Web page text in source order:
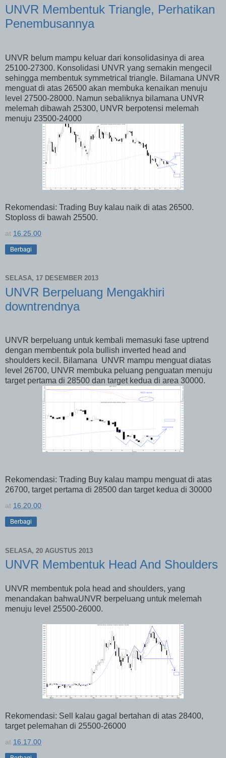
UNVR Membentuk Triangle, Perhatikan
Penembusannya
UNVR belum mampu keluar dari konsolidasinya di area
25100-27300. Konsolidasi UNVR yang semakin mengecil
sehingga membentuk symmetrical triangle. Bilamana UNVR
menguat di atas 26500 akan membuka kenaikan menuju
level 27500-28000. Namun sebaliknya bilamana UNVR
melemah dibawah 25300, UNVR berpotensi melemah
menuju 23500-24000
Rekomendasi: Trading Buy kalau naik di atas 26500.
Stoploss di bawah 25500.
at 16.25.00
Berbagi
SELASA, 17 DESEMBER 2013
UNVR Berpeluang Mengakhiri
downtrendnya
UNVR berpeluang untuk kembali memasuki fase uptrend
dengan membentuk pola bullish inverted head and
shoulders kecil. Bilamana UNVR mampu menguat diatas
level 26700, UNVR membuka peluang penguatan menuju
target pertama di 28500 dan target kedua di area 30000.
Rekomendasi: Trading Buy kalau mampu menguat di atas
26700, target pertama di 28500 dan target kedua di 30000
at 16.20.00
Berbagi
SELASA, 20 AGUSTUS 2013
UNVR Membentuk Head And Shoulders
UNVR membentuk pola head and shoulders, yang
menandakan bahwaUNVR berpeluang untuk melemah
menuju level 25500-26000.
Rekomendasi: Sell kalau gagal bertahan di atas 28400,
target pelemahan di 25500-26000
at 16.17.00